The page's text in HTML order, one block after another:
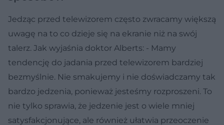
Jedząc przed telewizorem często zwracamy większą
uwagę na to co dzieje się na ekranie niż na swój
talerz. Jak wyjaśnia doktor Alberts: - Mamy
tendencję do jadania przed telewizorem bardziej
bezmyślnie. Nie smakujemy i nie doświadczamy tak
bardzo jedzenia, ponieważ jesteśmy rozproszeni. To
nie tylko sprawia, że jedzenie jest o wiele mniej
satysfakcjonujące, ale również ułatwia przeoczenie